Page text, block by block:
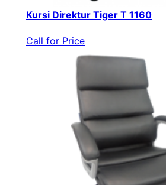
Kursi Direktur Tiger T 1160
Call for Price